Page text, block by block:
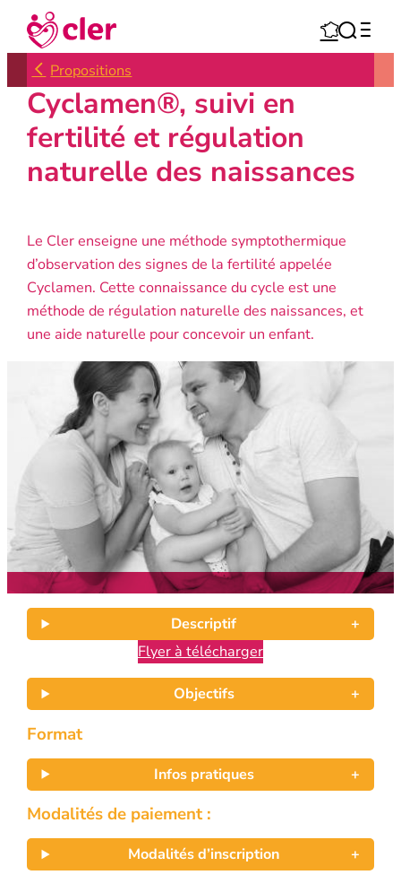
Aller
contenu
 
Propositions
Cyclamen®, suivi en
fertilité et régulation
naturelle des naissances
Le Cler enseigne une méthode symptothermique
d’observation des signes de la fertilité appelée
Cyclamen. Cette connaissance du cycle est une
méthode de régulation naturelle des naissances, et
une aide naturelle pour concevoir un enfant.
Descriptif
Flyer à télécharger
Objectifs
Format
Infos pratiques
Modalités de paiement :
Modalités d’inscription